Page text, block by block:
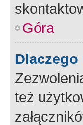
Góra
Dlaczego
też